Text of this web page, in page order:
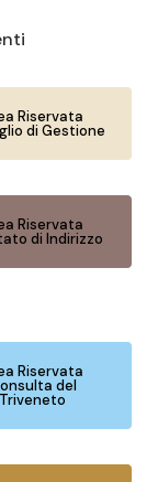
Riservata
di Gestione
Riservata
di Indirizzo
Riservata
del
Triveneto